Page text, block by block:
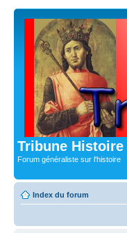
Tribune Histoire
Forum généraliste sur l'histoire
Index du forum